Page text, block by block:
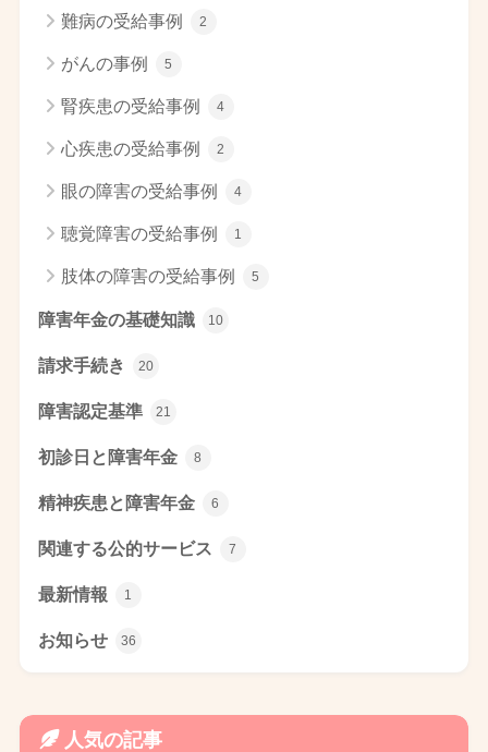
難病の受給事例 2
がんの事例 5
腎疾患の受給事例 4
心疾患の受給事例 2
眼の障害の受給事例 4
聴覚障害の受給事例 1
肢体の障害の受給事例 5
障害年金の基礎知識 10
請求手続き 20
障害認定基準 21
初診日と障害年金 8
精神疾患と障害年金 6
関連する公的サービス 7
最新情報 1
お知らせ 36
人気の記事